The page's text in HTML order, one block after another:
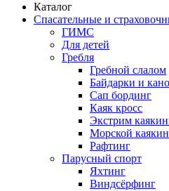
Каталог
Спасательные и
ГИМС
Для детей
Гребля
Гребной слалом
Байдарки и
Сап бординг
Каяк кросс
Экстрим
Морской
Рафтинг
Парусный спорт
Яхтинг
Виндсёрфинг